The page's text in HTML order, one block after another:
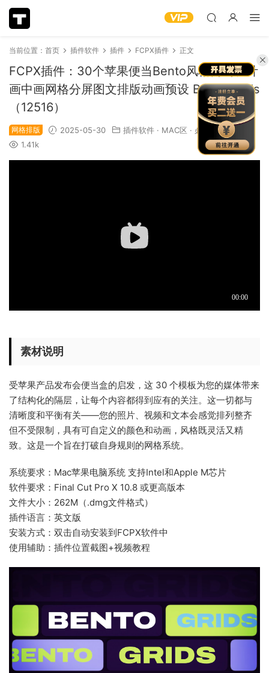
当前位置： 首页 插件软件 插件 FCPX插件 正文
FCPX插件：30个苹果便当Bento风格简约设计
画中画网格分屏图文排版动画预设 Bento Grids
（12516）
网格排版 2025-05-30 插件软件 · MAC区 · 必下推荐
1.41k
素材说明
受苹果产品发布会便当盒的启发，这 30 个模板为您的媒体带来
了结构化的隔层，让每个内容都得到应有的关注。这一切都与
清晰度和平衡有关——您的照片、视频和文本会感觉排列整齐
但不受限制，具有可自定义的颜色和动画，风格既灵活又精
致。这是一个旨在打破自身规则的网格系统。
系统要求：Mac苹果电脑系统 支持Intel和Apple M芯片
软件要求：Final Cut Pro X 10.8 或更高版本
文件大小：262M（.dmg文件格式）
插件语言：英文版
安装方式：双击自动安装到FCPX软件中
使用辅助：插件位置截图+视频教程